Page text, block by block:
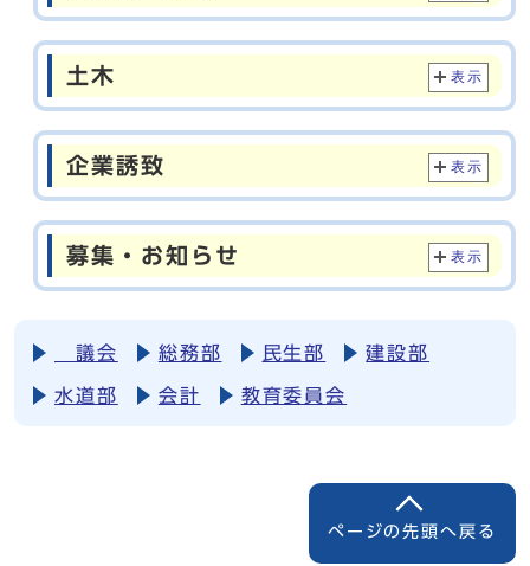
土木 表示
企業誘致 表示
募集・お知らせ 表示
議会 総務部 民生部 建設部
水道部 会計 教育委員会
ページの先頭へ戻る